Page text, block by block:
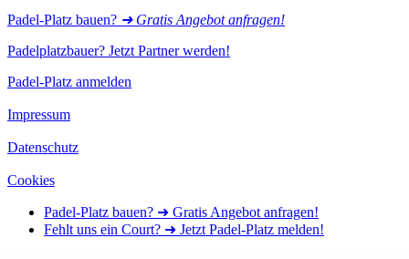
Padel-Platz bauen? ➜ Gratis Angebot anfragen!
Padelplatzbauer? Jetzt Partner werden!
Padel-Platz anmelden
Impressum
Datenschutz
Cookies
Padel-Platz bauen? ➜ Gratis Angebot anfragen!
Fehlt uns ein Court? ➜ Jetzt Padel-Platz melden!